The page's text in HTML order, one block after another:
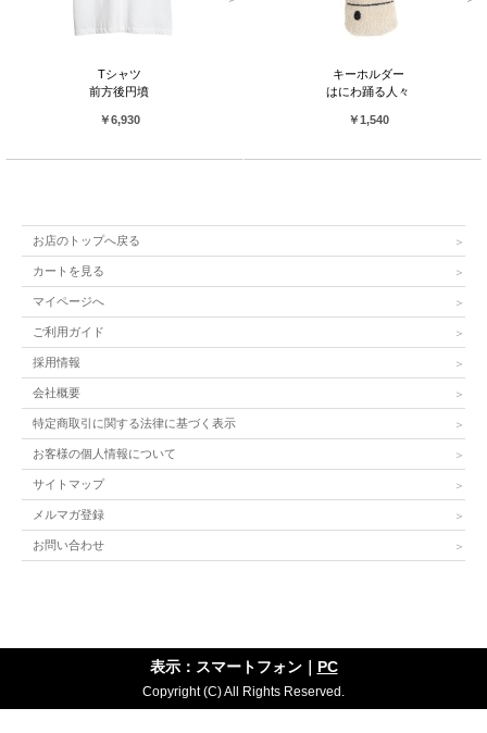
Tシャツ
前方後円墳
￥6,930
キーホルダー
はにわ踊る人々
￥1,540
お店のトップへ戻る
カートを見る
マイページへ
ご利用ガイド
採用情報
会社概要
特定商取引に関する法律に基づく表示
お客様の個人情報について
サイトマップ
メルマガ登録
お問い合わせ
表示：スマートフォン｜ PC
Copyright (C) All Rights Reserved.